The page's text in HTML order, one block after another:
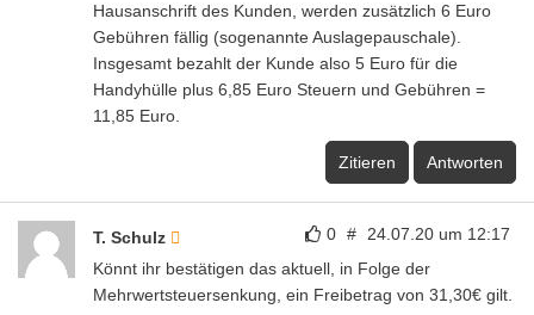
Hausanschrift des Kunden, werden zusätzlich 6 Euro
Gebühren fällig (sogenannte Auslagepauschale).
Insgesamt bezahlt der Kunde also 5 Euro für die
Handyhülle plus 6,85 Euro Steuern und Gebühren =
11,85 Euro.
Zitieren Antworten
0 # 24.07.20 um 12:17
T. Schulz
Könnt ihr bestätigen das aktuell, in Folge der
Mehrwertsteuersenkung, ein Freibetrag von 31,30€ gilt.